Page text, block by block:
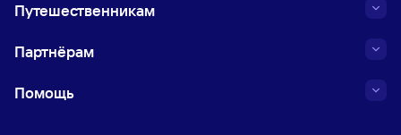
Путешественникам
Партнёрам
Помощь